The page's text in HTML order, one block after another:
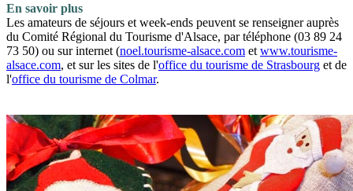
En savoir plus
Les amateurs de séjours et week-ends peuvent se renseigner auprès
du Comité Régional du Tourisme d'Alsace, par téléphone (03 89 24
73 50) ou sur internet (noel.tourisme-alsace.com et www.tourisme-
alsace.com, et sur les sites de l'office du tourisme de Strasbourg et de
l'office du tourisme de Colmar.